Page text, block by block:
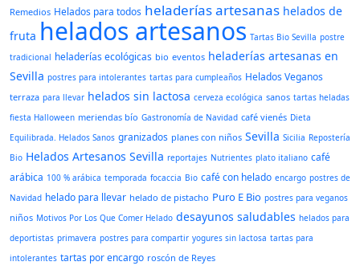
Remedios Helados para todos heladerías artesanas helados de
fruta helados artesanos Tartas Bio Sevilla postre
tradicional heladerías ecológicas bio eventos heladerías artesanas en
Sevilla postres para intolerantes tartas para cumpleaños Helados Veganos
terraza para llevar helados sin lactosa cerveza ecológica sanos tartas heladas
fiesta Halloween meriendas bío Gastronomía de Navidad café vienés Dieta
Equilibrada. Helados Sanos granizados planes con niños Sevilla Sicilia Repostería
Bio Helados Artesanos Sevilla reportajes Nutrientes plato italiano café
arábica 100 % arábica temporada focaccia Bio café con helado encargo postres de
Navidad helado para llevar helado de pistacho Puro E Bio postres para veganos
niños Motivos Por Los Que Comer Helado desayunos saludables helados para
deportistas primavera postres para compartir yogures sin lactosa tartas para
intolerantes tartas por encargo roscón de Reyes